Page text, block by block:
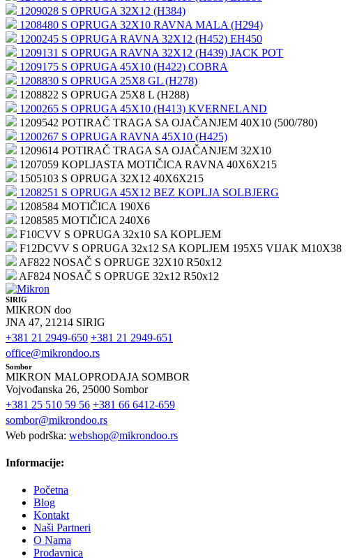
1209028 S OPRUGA 32X12 (H384)
1208480 S OPRUGA 32X10 RAVNA MALA (H294)
1200245 S OPRUGA RAVNA 32X12 (H452) EH450
1209131 S OPRUGA RAVNA 32X12 (H439) JACK POT
1209175 S OPRUGA 45X10 (H422) COBRA
1208830 S OPRUGA 25X8 GL (H278)
1208822 S OPRUGA 25X8 L (H288)
1200265 S OPRUGA 45X10 (H413) KVERNELAND
1209542 POTIRAČ TRAGA SA OJAČANJEM 40X10 (500/780)
1200267 S OPRUGA RAVNA 45X10 (H425)
1209614 POTIRAČ TRAGA SA OJAČANJEM 32X10
1207059 KOPLJASTA MOTIČICA RAVNA 40X6X215
1505103 S OPRUGA 32X12 40X6X215
1208251 S OPRUGA 45X12 BEZ KOPLJA SOLBJERG
1208584 MOTIČICA 190X6
1208585 MOTIČICA 240X6
F10CVV S OPRUGA 32x10 SA KOPLJEM
F12DCVV S OPRUGA 32x12 SA KOPLJEM 195X5 VIJAK M10X38
AF822 NOSAČ S OPRUGE 32X10 R50x12
AF824 NOSAČ S OPRUGE 32x12 R50x12
SIRIG
MIKRON doo
JNA 47, 21214 SIRIG
+381 21 2949-650 +381 21 2949-651
office@mikrondoo.rs
Sombor
MIKRON MALOPRODAJA SOMBOR
Vojvođanska 26, 25000 Sombor
+381 25 510 59 56 +381 66 6412-659
sombor@mikrondoo.rs
Web podrška: webshop@mikrondoo.rs
Informacije:
Početna
Blog
Kontakt
Naši Partneri
O Nama
Prodavnica